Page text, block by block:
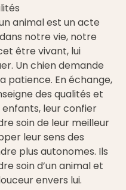
animal est un acte
notre vie, notre
être vivant, lui
Un chien demande
patience. En échange,
des qualités et
enfants, leur confier
soin de leur meilleur
leur sens des
plus autonomes. Ils
soin d’un animal et
envers lui.